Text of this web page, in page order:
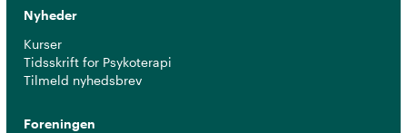
Nyheder
Kurser
Tidsskrift for Psykoterapi
Tilmeld nyhedsbrev
Foreningen